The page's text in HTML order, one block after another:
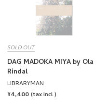
SOLD OUT
DAG MADOKA MIYA by Ola
Rindal
LIBRARYMAN
REGULAR
¥4,400 (tax incl.)